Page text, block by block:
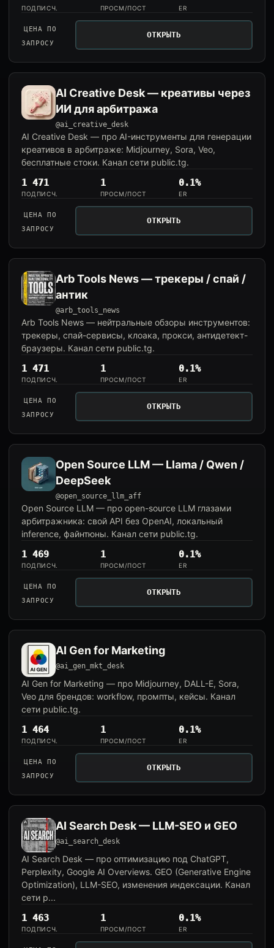
ПОДПИСЧ. ПРОСМ/ПОСТ ER
ЦЕНА ПО
ЗАПРОСУ
ОТКРЫТЬ
AI Creative Desk — креативы через
ИИ для арбитража
@ai_creative_desk
AI Creative Desk — про AI-инструменты для генерации
креативов в арбитраже: Midjourney, Sora, Veo,
бесплатные стоки. Канал сети public.tg.
1 471
ПОДПИСЧ.
1
ПРОСМ/ПОСТ
0.1%
ER
ЦЕНА ПО
ЗАПРОСУ
ОТКРЫТЬ
Arb Tools News — трекеры / спай /
антик
@arb_tools_news
Arb Tools News — нейтральные обзоры инструментов:
трекеры, спай-сервисы, клоака, прокси, антидетект-
браузеры. Канал сети public.tg.
1 471
ПОДПИСЧ.
1
ПРОСМ/ПОСТ
0.1%
ER
ЦЕНА ПО
ЗАПРОСУ
ОТКРЫТЬ
Open Source LLM — Llama / Qwen /
DeepSeek
@open_source_llm_aff
Open Source LLM — про open-source LLM глазами
арбитражника: свой API без OpenAI, локальный
inference, файнтюны. Канал сети public.tg.
1 469
ПОДПИСЧ.
1
ПРОСМ/ПОСТ
0.1%
ER
ЦЕНА ПО
ЗАПРОСУ
ОТКРЫТЬ
AI Gen for Marketing
@ai_gen_mkt_desk
AI Gen for Marketing — про Midjourney, DALL-E, Sora,
Veo для брендов: workflow, промпты, кейсы. Канал
сети public.tg.
1 464
ПОДПИСЧ.
1
ПРОСМ/ПОСТ
0.1%
ER
ЦЕНА ПО
ЗАПРОСУ
ОТКРЫТЬ
AI Search Desk — LLM-SEO и GEO
@ai_search_desk
AI Search Desk — про оптимизацию под ChatGPT,
Perplexity, Google AI Overviews. GEO (Generative Engine
Optimization), LLM-SEO, изменения индексации. Канал
сети p...
1 463
ПОДПИСЧ.
1
ПРОСМ/ПОСТ
0.1%
ER